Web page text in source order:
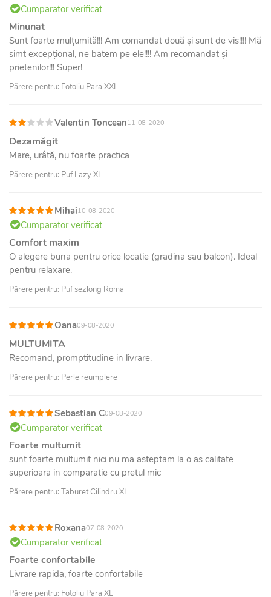
Cumparator verificat
Minunat
Sunt foarte mulțumită!!! Am comandat două și sunt de vis!!!! Mă
simt excepțional, ne batem pe ele!!!! Am recomandat și
prietenilor!!! Super!
Părere pentru: Fotoliu Para XXL
Valentin Toncean11-08-2020
Dezamăgit
Mare, urâtă, nu foarte practica
Părere pentru: Puf Lazy XL
Mihai10-08-2020
Cumparator verificat
Comfort maxim
O alegere buna pentru orice locatie (gradina sau balcon). Ideal
pentru relaxare.
Părere pentru: Puf sezlong Roma
Oana09-08-2020
MULTUMITA
Recomand, promptitudine in livrare.
Părere pentru: Perle reumplere
Sebastian C09-08-2020
Cumparator verificat
Foarte multumit
sunt foarte multumit nici nu ma asteptam la o as calitate
superioara in comparatie cu pretul mic
Părere pentru: Taburet Cilindru XL
Roxana07-08-2020
Cumparator verificat
Foarte confortabile
Livrare rapida, foarte confortabile
Părere pentru: Fotoliu Para XL